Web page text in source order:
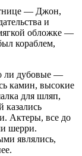
— Джон,
и
обложке —
кораблем,
ли дубовые —
камин, высокие
для шляп,
казались
Актеры, все до
шерри.
являлись,